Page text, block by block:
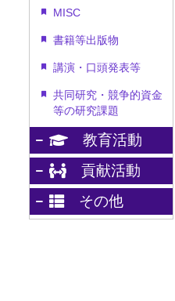
MISC
書籍等出版物
講演・口頭発表等
共同研究・競争的資金
等の研究課題
教育活動
貢献活動
その他